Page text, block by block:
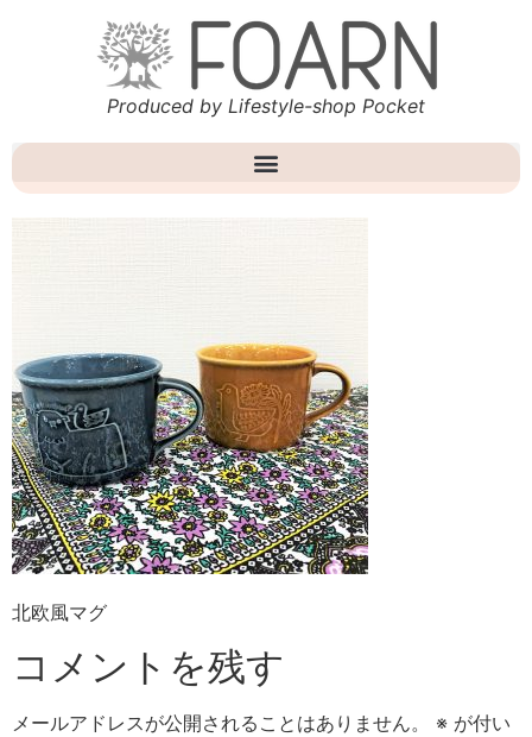
Produced by Lifestyle-shop Pocket
北欧風マグ
コメントを残す
メールアドレスが公開されることはありません。 ※ が付い